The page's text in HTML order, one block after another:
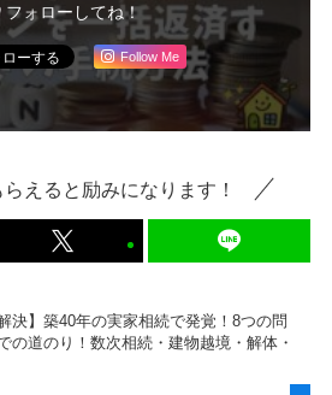
フォローしてね！
Follow Me
えると励みになります！
決】築40年の実家相続で発覚！8つの問
の道のり！数次相続・建物越境・解体・